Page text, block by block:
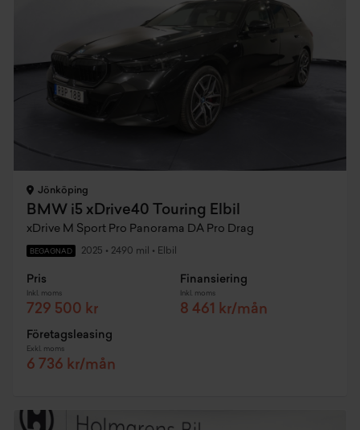
Jönköping
BMW i5 xDrive40 Touring Elbil
xDrive M Sport Pro Panorama DA Pro Drag
BEGAGNAD 2025 • 2490 mil • Elbil
Pris
Inkl. moms
729 500 kr
Finansiering
Inkl. moms
8 461 kr/mån
Företagsleasing
Exkl. moms
6 736 kr/mån